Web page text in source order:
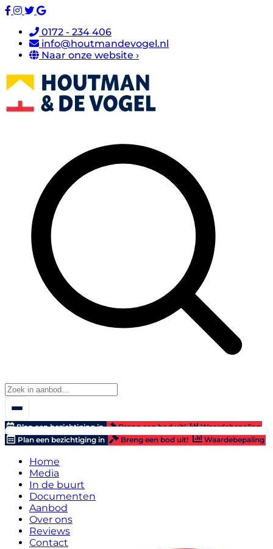
0172 - 234 406
info@houtmandevogel.nl
Naar onze website ›
Plan een bezichtiging in Breng een bod uit!
Waardebepaling
Plan een bezichtiging in
Breng een bod uit! Waardebepaling
Home
Media
In de buurt
Documenten
Aanbod
Over ons
Reviews
Contact